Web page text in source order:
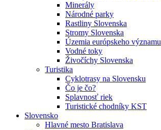
Minerály
Národné parky
Rastliny Slovenska
Stromy Slovenska
Územia európskeho významu
Vodné toky
Živočíchy Slovenska
Turistika
Cyklotrasy na Slovensku
Čo je čo?
Splavnosť riek
Turistické chodníky KST
Slovensko
Hlavné mesto Bratislava